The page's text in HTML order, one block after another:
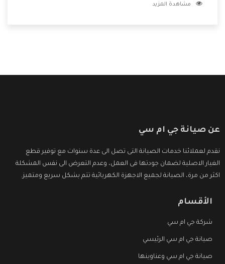
الشركة بها والتى تكون منها خدمة الصيانة التى تكون من أهم
مشاهدة المزيد
عن صيانة جي ام سي
نقدم لعملائنا خدمات الصيانة التى تصل الى عدة سنوات مع توفير قطع
الغيار الاصلية لضمان جودتها فى العمل، وعدم التعرض الى نفس المشكلة
اكثر من مرة، الصيانة لجميع الاجهزة الكهربائية تتم بشكل سريع ومتميز.
الأقسام
شركة جي ام سي
صيانة جي ام سي الرئيسي
صيانة جي ام سي وعناوينها